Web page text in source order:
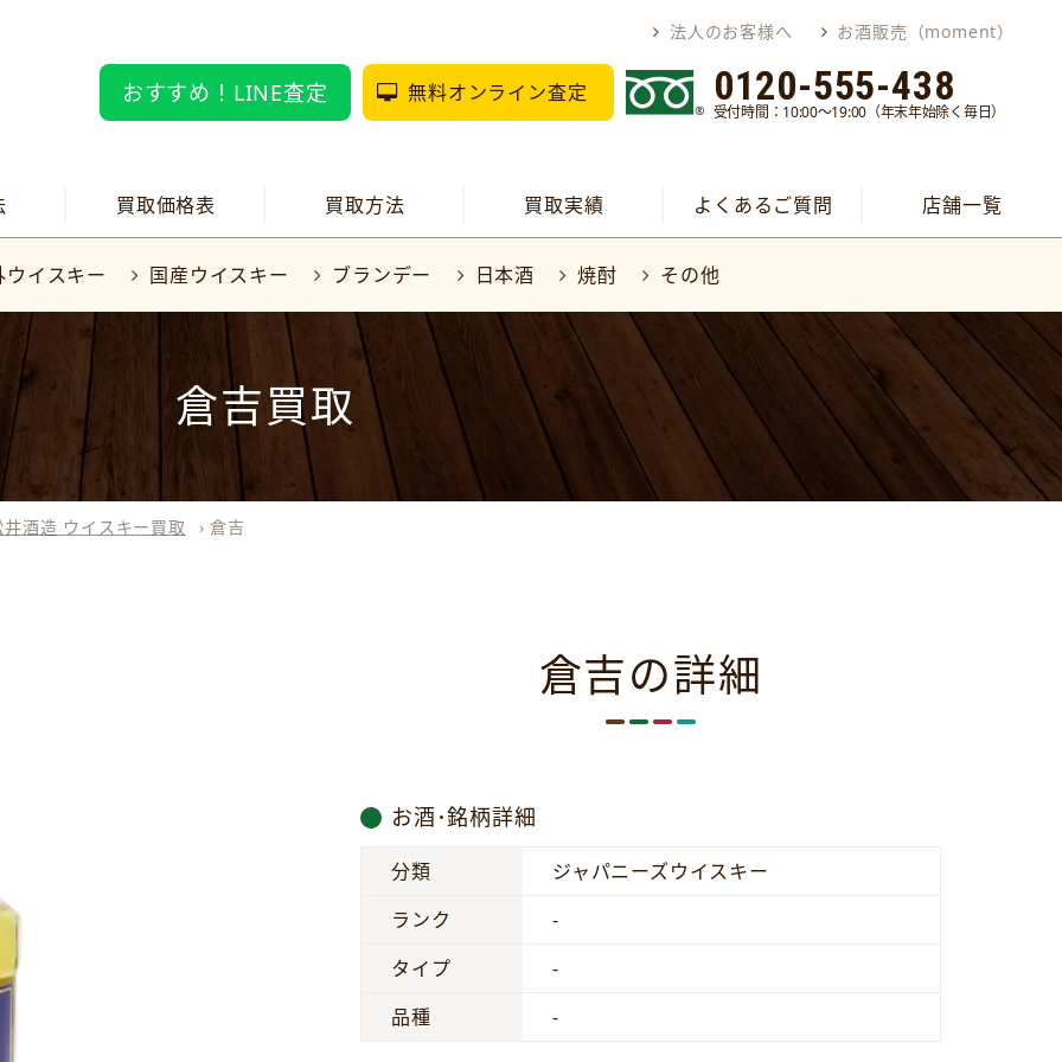
法人のお客様へ お酒販売（moment）
おすすめ！LINE査定 無料オンライン査定 0120-555-438
受付時間：10:00～19:00（年末年始除く毎日）
買取価格表 買取方法 買取実績 よくあるご質問 店舗一覧
ウイスキー 国産ウイスキー ブランデー 日本酒 焼酎 その他
倉吉買取
井酒造 ウイスキー買取 ›倉吉
倉吉の詳細
お酒･銘柄詳細
分類
ジャパニーズウイスキー
ランク
-
タイプ
-
品種
-